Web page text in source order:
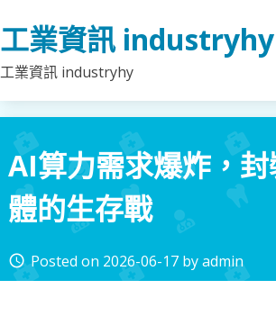
to
content
工業資訊 industryhy
工業資訊 industryhy
AI算力需求爆炸，
體的生存戰
access_time Posted on 2026-06-17 byadmin